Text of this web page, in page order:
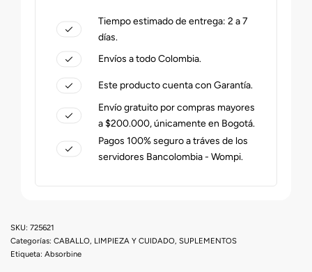
Tiempo estimado de entrega: 2 a 7
días.
Envíos a todo Colombia.
Este producto cuenta con Garantía.
Envío gratuito por compras mayores
a $200.000, únicamente en Bogotá.
Pagos 100% seguro a tráves de los
servidores Bancolombia - Wompi.
725621
Categorías: CABALLO LIMPIEZA Y CUIDADO SUPLEMENTOS
Etiqueta: Absorbine